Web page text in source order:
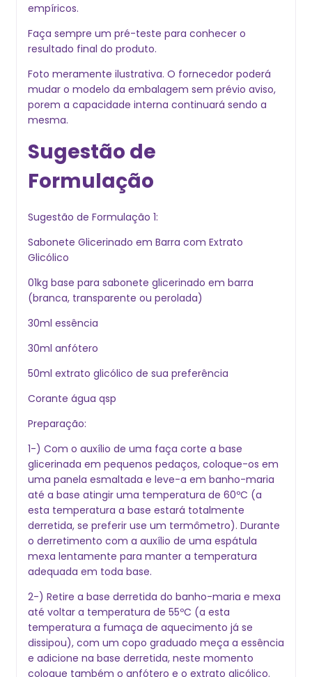
empíricos.
Faça sempre um pré-teste para conhecer o
resultado final do produto.
Foto meramente ilustrativa. O fornecedor poder
mudar o modelo da embalagem sem prévio aviso,
porem a capacidade interna continuará sendo a
mesma.
Sugestão de
Formulação
Sugestão de Formulação 1:
Sabonete Glicerinado em Barra com Extrato
Glicólico
01kg base para sabonete glicerinado em barra
(branca, transparente ou perolada)
30ml essência
30ml anfótero
50ml extrato glicólico de sua preferência
Corante água qsp
Preparação:
1-) Com o auxílio de uma faça corte a base
glicerinada em pequenos pedaços, coloque-os em
uma panela esmaltada e leve-a em banho-maria
até a base atingir uma temperatura de 60ºC (a
esta temperatura a base estará totalmente
derretida, se preferir use um termômetro). Durante
o derretimento com a auxílio de uma espátula
mexa lentamente para manter a temperatura
adequada em toda base.
2-) Retire a base derretida do banho-maria e mexa
até voltar a temperatura de 55ºC (a esta
temperatura a fumaça de aquecimento já se
dissipou), com um copo graduado meça a essência
e adicione na base derretida, neste momento
coloque também o anfótero e o extrato glicólico.